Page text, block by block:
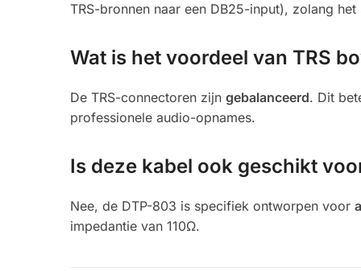
TRS-bronnen naar een DB25-input), zolang
Wat is het voordeel van TRS
De TRS-connectoren zijngebalanceerd. Dit
professionele audio-opnames.
Is deze kabel ook geschikt
Nee, de DTP-803 is specifiek ontworpen voor
impedantie van110Ω.